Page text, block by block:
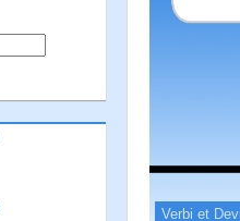
Verbi et